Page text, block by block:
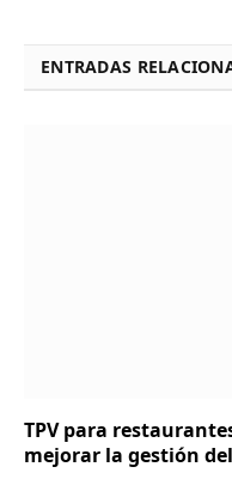
ENTRADAS
TPV para
mejorar la gestión